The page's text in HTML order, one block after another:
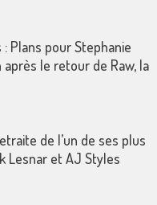
Plans pour Stephanie
le retour de Raw, la
de l’un de ses plus
Lesnar et AJ Styles